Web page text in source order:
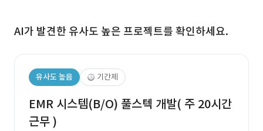
AI가 발견한 유사도 높은 프로젝트를 확인하세요.
유사도 높음 기간제
EMR 시스템(B/O) 풀스텍 개발( 주 20시간
근무 )